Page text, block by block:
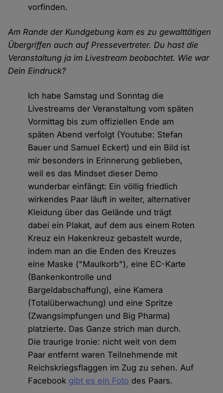
vorfinden.
Am Rande der Kundgebung kam es zu gewalttätigen
Übergriffen auch auf Pressevertreter. Du hast die
Veranstaltung ja im Livestream beobachtet. Wie war
Dein Eindruck?
Ich habe Samstag und Sonntag die
Livestreams der Veranstaltung vom späten
Vormittag bis zum offiziellen Ende am
späten Abend verfolgt (Youtube: Stefan
Bauer und Samuel Eckert) und ein Bild ist
mir besonders in Erinnerung geblieben,
weil es das Mindset dieser Demo
wunderbar einfängt: Ein völlig friedlich
wirkendes Paar läuft in weiter, alternativer
Kleidung über das Gelände und trägt
dabei ein Plakat, auf dem aus einem Roten
Kreuz ein Hakenkreuz gebastelt wurde,
indem man an die Enden des Kreuzes
eine Maske ("Maulkorb"), eine EC-Karte
(Bankenkontrolle und
Bargeldabschaffung), eine Kamera
(Totalüberwachung) und eine Spritze
(Zwangsimpfungen und Big Pharma)
platzierte. Das Ganze strich man durch.
Die traurige Ironie: nicht weit von dem
Paar entfernt waren Teilnehmende mit
Reichskriegsflaggen im Zug zu sehen. Auf
Facebook gibt es ein Foto des Paars.